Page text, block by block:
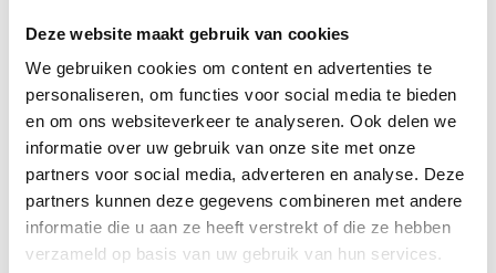
Deze website maakt gebruik van cookies
We gebruiken cookies om content en advertenties te
personaliseren, om functies voor social media te bieden
en om ons websiteverkeer te analyseren. Ook delen we
informatie over uw gebruik van onze site met onze
partners voor social media, adverteren en analyse. Deze
partners kunnen deze gegevens combineren met andere
informatie die u aan ze heeft verstrekt of die ze hebben
verzameld op basis van uw gebruik van hun services.
90% onverhard: Geniet van de natuurlijke paden en
vermijd het asfalt.
Flexibele startplaatsen: alle startplaatsen zijn voorzien
van overzichtsborden.
Startplaatsen:
Janssen Pharmaceutica
Epelaar
Lille, Houtzijde 103